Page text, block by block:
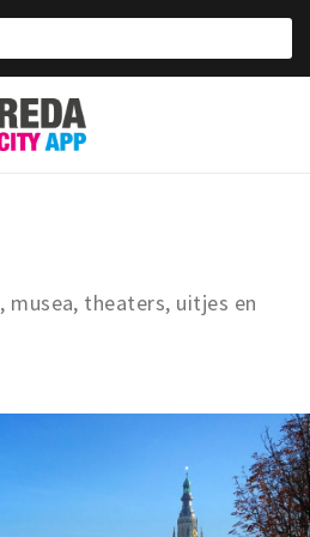
Breda
City
App
musea, theaters, uitjes en